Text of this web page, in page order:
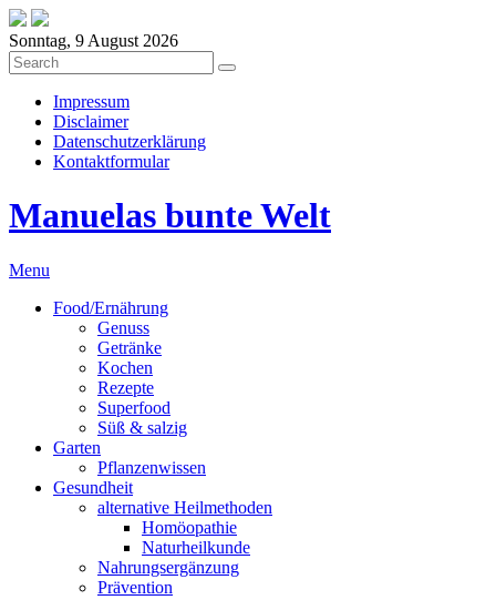
Sonntag, 9 August 2026
Impressum
Disclaimer
Datenschutzerklärung
Kontaktformular
Manuelas bunte Welt
Menu
Food/Ernährung
Genuss
Getränke
Kochen
Rezepte
Superfood
Süß & salzig
Garten
Pflanzenwissen
Gesundheit
alternative Heilmethoden
Homöopathie
Naturheilkunde
Nahrungsergänzung
Prävention